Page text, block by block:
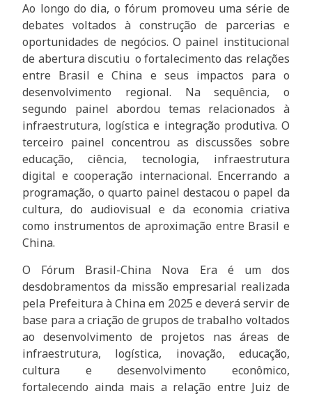
Ao longo do dia, o fórum promoveu uma série de
debates voltados à construção de parcerias e
oportunidades de negócios. O painel institucional
de abertura discutiu o fortalecimento das relações
entre Brasil e China e seus impactos para o
desenvolvimento regional. Na sequência, o
segundo painel abordou temas relacionados à
infraestrutura, logística e integração produtiva. O
terceiro painel concentrou as discussões sobre
educação, ciência, tecnologia, infraestrutura
digital e cooperação internacional. Encerrando a
programação, o quarto painel destacou o papel da
cultura, do audiovisual e da economia criativa
como instrumentos de aproximação entre Brasil e
China.
O Fórum Brasil-China Nova Era é um dos
desdobramentos da missão empresarial realizada
pela Prefeitura à China em 2025 e deverá servir de
base para a criação de grupos de trabalho voltados
ao desenvolvimento de projetos nas áreas de
infraestrutura, logística, inovação, educação,
cultura e desenvolvimento econômico,
fortalecendo ainda mais a relação entre Juiz de